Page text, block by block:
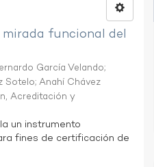
funcional del
García Velando;
Sotelo;Anahí Chávez
Acreditación y
un instrumento
fines de certificación de